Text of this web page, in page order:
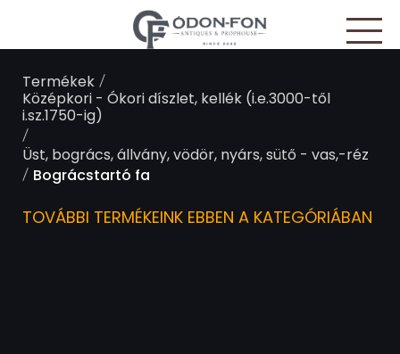
Termékek/
Középkori - Ókori díszlet, kellék (i.e.3000-től
i.sz.1750-ig)
/
Üst, bogrács, állvány, vödör, nyárs, sütő - vas,-réz
/ Bográcstartó fa
TOVÁBBI TERMÉKEINK EBBEN A KATEGÓRIÁBAN